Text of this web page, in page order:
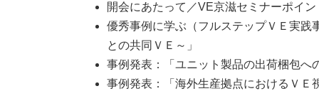
開会にあたって／VE京滋セミナーポイン
優秀事例に学ぶ（フルステップＶＥ実践
との共同ＶＥ～」
事例発表：「ユニット製品の出荷梱包へ
事例発表：「海外生産拠点におけるＶＥ